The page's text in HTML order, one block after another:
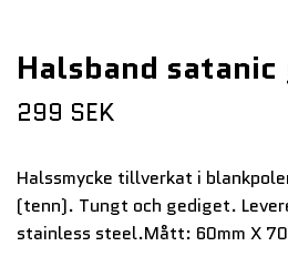
Halsband
299 SEK
Halssmycke tillverkat i
(tenn). Tungt och gediget.
stainless steel.Mått: 60mm X